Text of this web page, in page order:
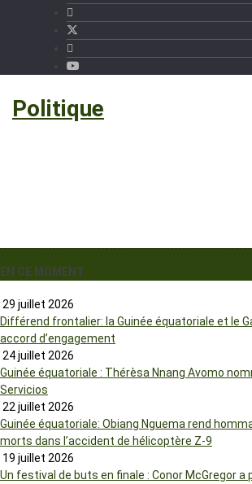
Politique
EN CE MOMENT
29 juillet 2026
Différend frontalier: la Guinée équatoriale et le
accord d’engagement
24 juillet 2026
Guinée équatoriale : Thérèsa Nnang Avomo
Servicios
22 juillet 2026
Guinée équatoriale: Obiang Nguema rend
morts dans l’accident de hélicoptère Z-9
19 juillet 2026
Un festival de buts en finale : Conor McGregor a